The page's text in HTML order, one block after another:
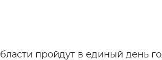
пройдут в единый день